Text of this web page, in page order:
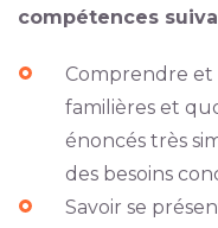
compétences
Comprendre et
familières et
énoncés très
des besoins
Savoir se